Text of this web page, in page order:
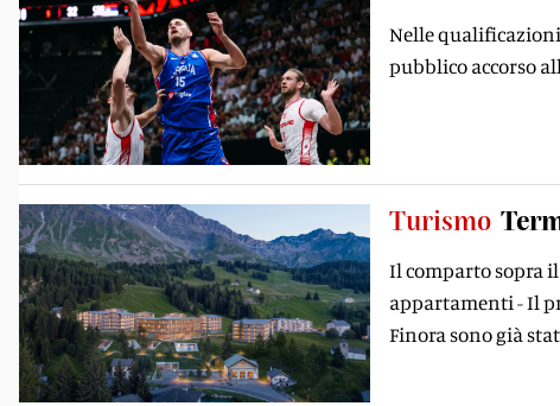
Nelle
pubblico accorso
Turismo
Il comparto sopra
appartamenti - Il
Finora sono già